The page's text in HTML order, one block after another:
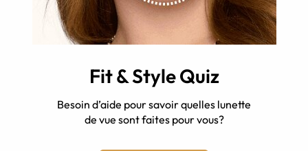
Fit & Style Quiz
Besoin d’aide pour savoir quelles lunette
de vue sont faites pour vous?